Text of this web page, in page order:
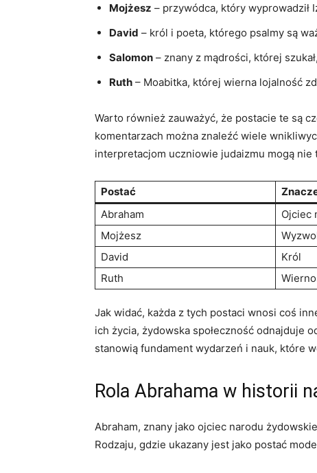
Mojżesz – przywódca, który
David – król i poeta, którego psalmy są
Salomon – znany z mądrości, której
Ruth – Moabitka, której wierna lojalność
Warto również zauważyć, że postacie te są
komentarzach można znaleźć wiele
interpretacjom uczniowie judaizmu mogą nie
Postać
Abraham
Ojciec
Mojżesz
David
Król
Ruth
Jak widać, każda z tych postaci wnosi coś
ich życia, żydowska społeczność odnajduje
stanowią fundament wydarzeń i nauk, które
Rola Abrahama w historii
Abraham, znany jako ojciec narodu
Rodzaju, gdzie ukazany jest jako postać